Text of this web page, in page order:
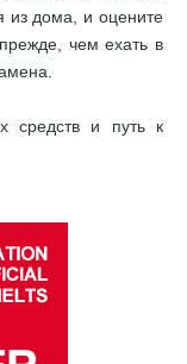
из дома, и оцените
чем ехать в
средств и путь к